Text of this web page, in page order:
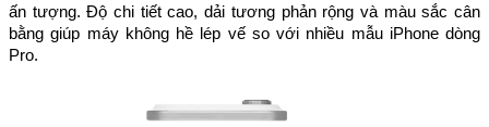
ấn tượng. Độ chi tiết cao, dải tương phản rộng và màu sắc cân
bằng giúp máy không hề lép vế so với nhiều mẫu iPhone dòng
Pro.